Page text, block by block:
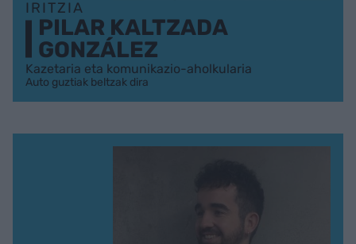
IRITZIA
PILAR KALTZADA
GONZÁLEZ
Kazetaria eta komunikazio-aholkularia
Auto guztiak beltzak dira